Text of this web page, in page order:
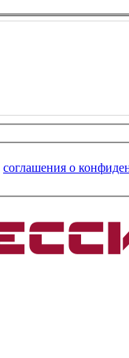
соглашения о